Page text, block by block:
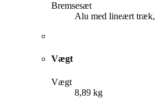
Bremsesæt
Alu med lineært
Vægt
Vægt
8,89 kg